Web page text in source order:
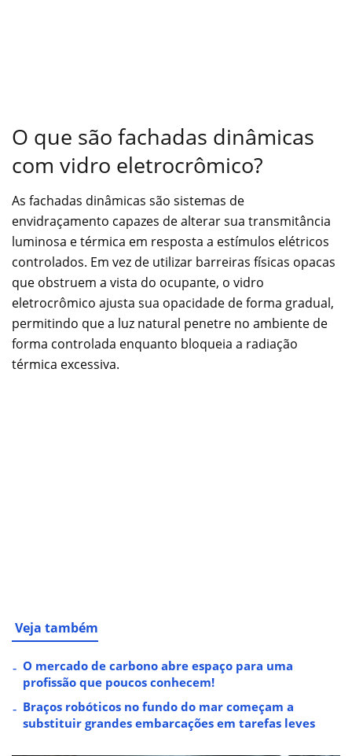
O que são fachadas dinâmicas
com vidro eletrocrômico?
As fachadas dinâmicas são sistemas de
envidraçamento capazes de alterar sua transmitância
luminosa e térmica em resposta a estímulos elétricos
controlados. Em vez de utilizar barreiras físicas opacas
que obstruem a vista do ocupante, o vidro
eletrocrômico ajusta sua opacidade de forma gradual,
permitindo que a luz natural penetre no ambiente de
forma controlada enquanto bloqueia a radiação
térmica excessiva.
Veja também
O mercado de carbono abre espaço para uma
profissão que poucos conhecem!
Braços robóticos no fundo do mar começam a
substituir grandes embarcações em tarefas leves